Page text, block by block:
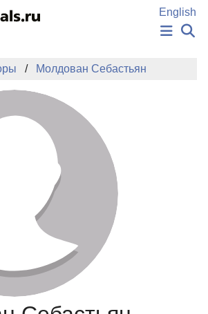
содержанию
English
НОВОСТИ
АВТОРЫ
ПОДАТЬ РУКОПИСЬ
БАЗА ЗНАНИЙ
КЛЮЧЕВЫЕ СЛОВА
Молдован Себастьян